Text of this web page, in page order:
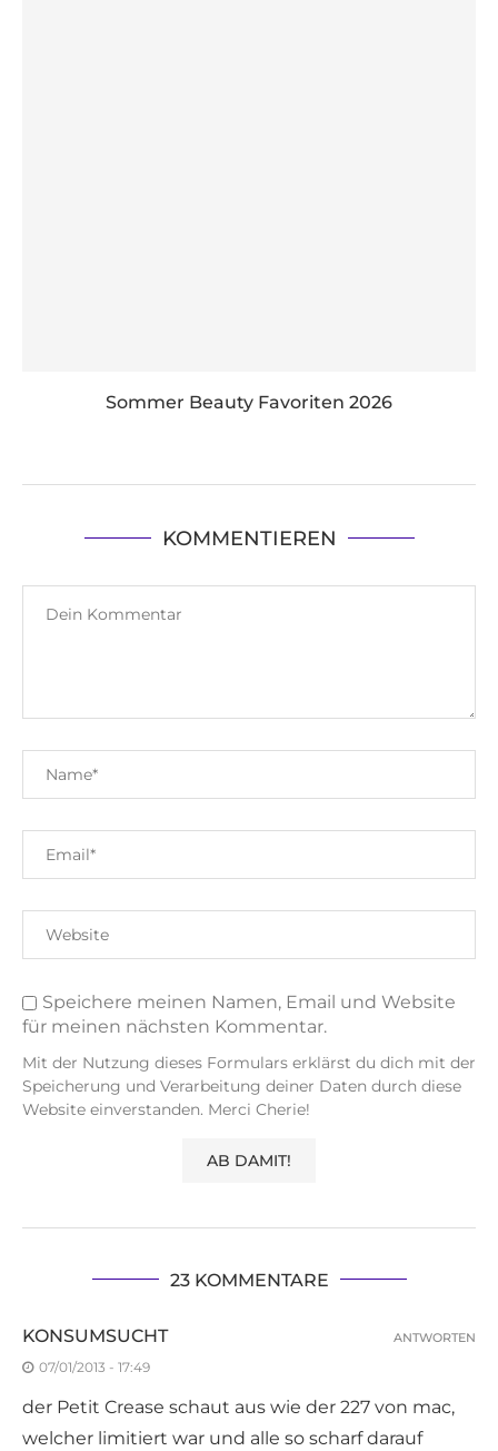
Sommer Beauty Favoriten 2026
KOMMENTIEREN
Speichere meinen Namen, Email und Website
für meinen nächsten Kommentar.
Mit der Nutzung dieses Formulars erklärst du dich mit der
Speicherung und Verarbeitung deiner Daten durch diese
Website einverstanden. Merci Cherie!
23 KOMMENTARE
KONSUMSUCHT
07/01/2013 - 17:49
der Petit Crease schaut aus wie der 227 von mac,
welcher limitiert war und alle so scharf darauf
ANTWORTEN